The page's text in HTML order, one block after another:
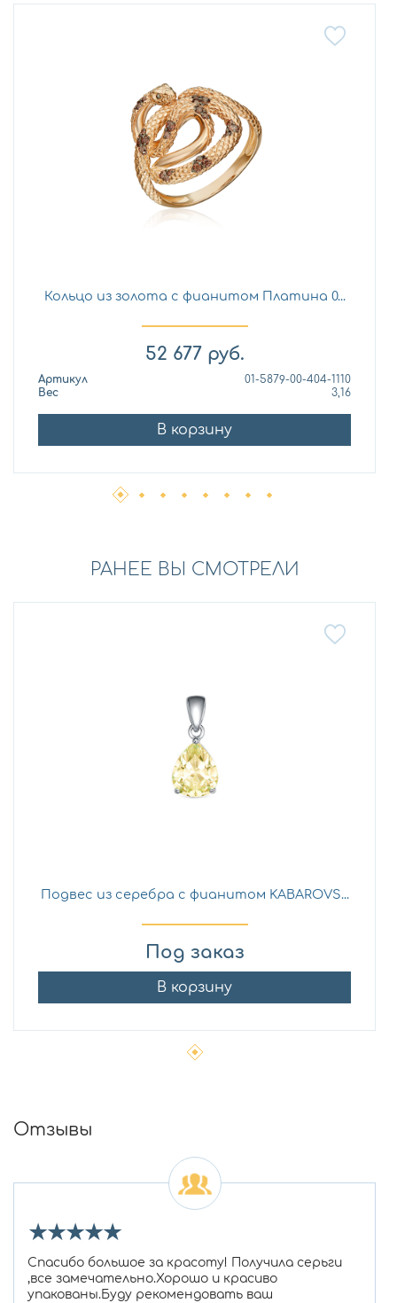
Кольцо из золота с фианитом Платина 0...
52 677 руб.
Артикул
01-5879-00-404-1110
Вес
3,16
В корзину
РАНЕЕ ВЫ СМОТРЕЛИ
Подвес из серебра с фианитом KABAROVS...
Под заказ
В корзину
Отзывы
★★★★★
Спасибо большое за красоту! Получила серьги
,все замечательно.Хорошо и красиво
упакованы.Буду рекомендовать ваш